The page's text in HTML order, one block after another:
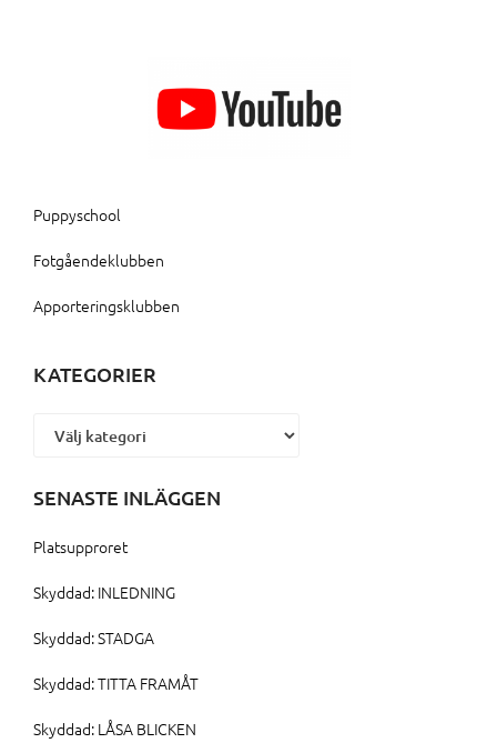
Puppyschool
Fotgåendeklubben
Apporteringsklubben
KATEGORIER
Kategorier
SENASTE INLÄGGEN
Platsupproret
Skyddad: INLEDNING
Skyddad: STADGA
Skyddad: TITTA FRAMÅT
Skyddad: LÅSA BLICKEN